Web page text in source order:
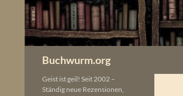
Buchwurm.org
Geist ist geil! Seit 2002 –
Ständig neue Rezensionen,